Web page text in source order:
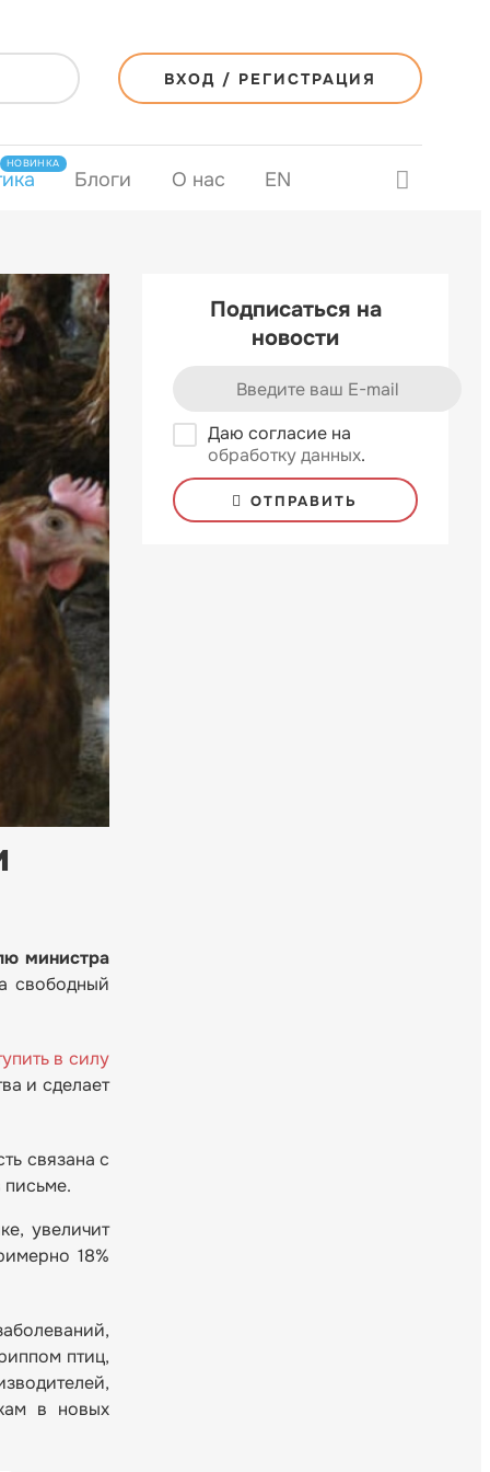
ВХОД / РЕГИСТРАЦИЯ
НОВИНКА
Блоги О нас EN
министра
свободный
в силу
и сделает
связана с
увеличит
18%
птиц,
в новых
Подписаться на
новости
Даю согласие на
обработку данных.
ОТПРАВИТЬ